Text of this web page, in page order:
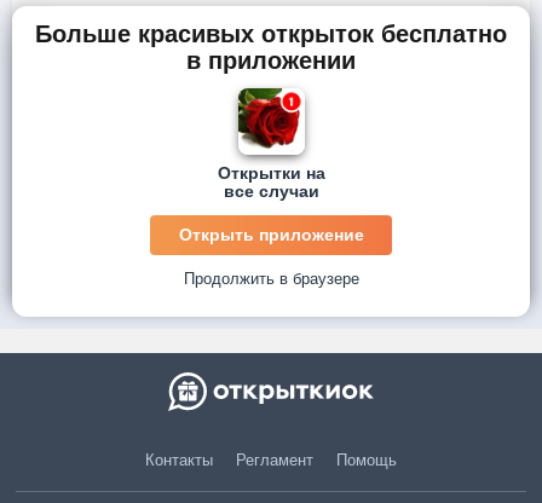
Больше красивых открыток бесплатно
в приложении
Открытки на
все случаи
Открыть приложение
Продолжить в браузере
Контакты Регламент Помощь